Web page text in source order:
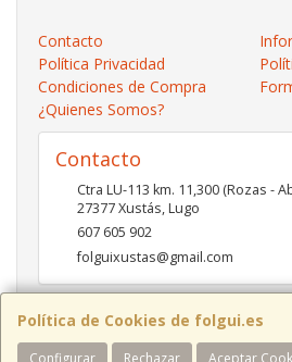
Política de Cookies de folgui.es
Configurar Rechazar Aceptar
Contacto
Política Privacidad
Condiciones de Compra
¿Quienes Somos?
Contacto
Ctra LU-113 km. 11,300 (Rozas -
27377Xustás,Lugo
607 605 902
folguixustas@gmail.com
Horario